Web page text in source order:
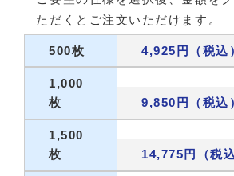
ただくとご注文いただけます。
500枚 4,925円（税込
1,000
枚
9,850円（税込
1,500
枚
14,775円（税込